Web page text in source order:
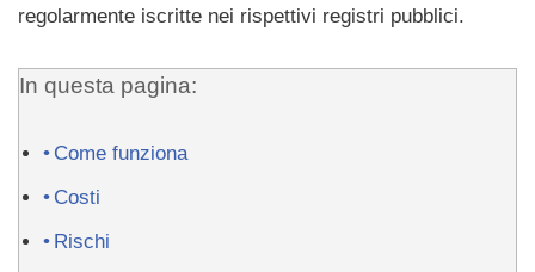
regolarmente iscritte nei rispettivi registri pubblici.
In questa pagina:
Come funziona
Costi
Rischi